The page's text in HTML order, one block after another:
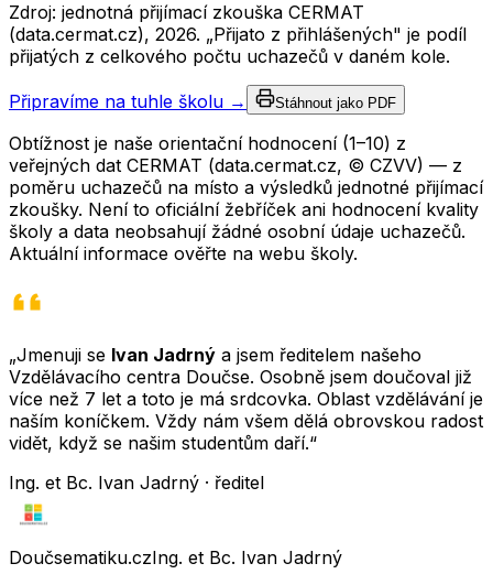
Zdroj: jednotná přijímací zkouška CERMAT
(data.cermat.cz), 2026. „Přijato z přihlášených" je podíl
přijatých z celkového počtu uchazečů v daném kole.
Připravíme na tuhle školu → Stáhnout jako PDF
Obtížnost je naše orientační hodnocení (1–10) z
veřejných dat CERMAT (data.cermat.cz, © CZVV) — z
poměru uchazečů na místo a výsledků jednotné přijímací
zkoušky. Není to oficiální žebříček ani hodnocení kvality
školy a data neobsahují žádné osobní údaje uchazečů.
Aktuální informace ověřte na webu školy.
„Jmenuji se Ivan Jadrný a jsem ředitelem našeho
Vzdělávacího centra Doučse. Osobně jsem doučoval již
více než 7 let a toto je má srdcovka. Oblast vzdělávání je
naším koníčkem. Vždy nám všem dělá obrovskou radost
vidět, když se našim studentům daří.“
Ing. et Bc. Ivan Jadrný · ředitel
Doučsematiku.czIng. et Bc. Ivan Jadrný